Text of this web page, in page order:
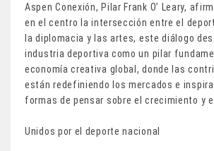
Aspen Conexión, Pilar Frank O’ Leary,
en el centro la intersección entre el
la diplomacia y las artes, este diálogo
industria deportiva como un pilar
economía creativa global, donde las
están redefiniendo los mercados e
formas de pensar sobre el crecimiento y
Unidos por el deporte nacional